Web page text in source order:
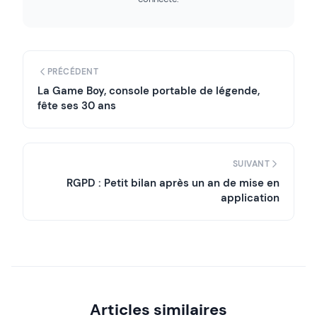
PRÉCÉDENT
La Game Boy, console portable de légende,
fête ses 30 ans
SUIVANT
RGPD : Petit bilan après un an de mise en
application
Articles similaires